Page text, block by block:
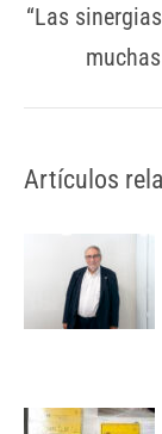
“Las
Artículos